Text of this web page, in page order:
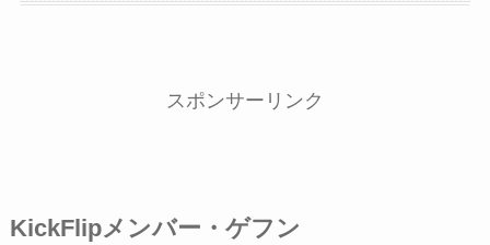
スポンサーリンク
KickFlipメンバー・ゲフン